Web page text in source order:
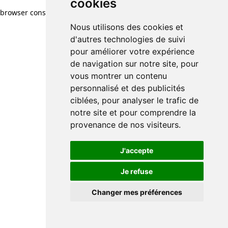
cookies
Nous utilisons des cookies et
d'autres technologies de suivi
pour améliorer votre expérience
de navigation sur notre site, pour
vous montrer un contenu
personnalisé et des publicités
ciblées, pour analyser le trafic de
notre site et pour comprendre la
provenance de nos visiteurs.
J'accepte
Je refuse
Changer mes préférences
browser console for more information)